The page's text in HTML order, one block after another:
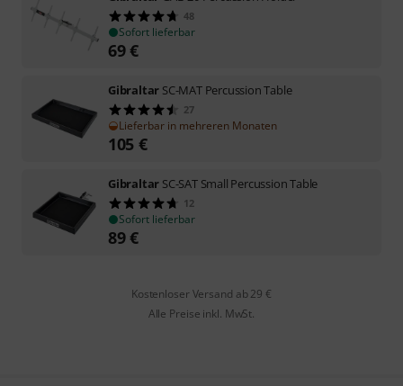
48
Sofort lieferbar
69€
Gibraltar SC-MAT Percussion Table
27
Lieferbar in mehreren Monaten
105 €
Gibraltar SC-SAT Small Percussion Table
12
Sofort lieferbar
89€
Kostenloser Versand ab 29 €
Alle Preise inkl. MwSt.